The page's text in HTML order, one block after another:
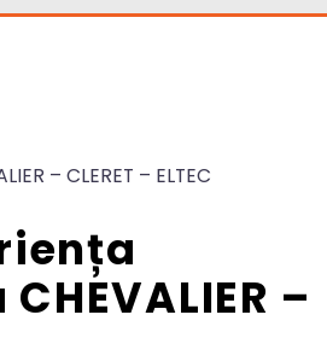
– CLERET – ELTEC
–